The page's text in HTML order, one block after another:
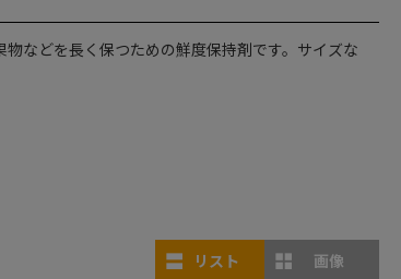
などを長く保つための鮮度保持剤です。サイズな
リスト 画像